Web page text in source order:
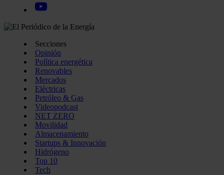
Secciones
Opinión
Política energética
Renovables
Mercados
Eléctricas
Petróleo & Gas
Videopodcast
NET ZERO
Movilidad
Almacenamiento
Startups & Innovación
Hidrógeno
Top 10
Tech